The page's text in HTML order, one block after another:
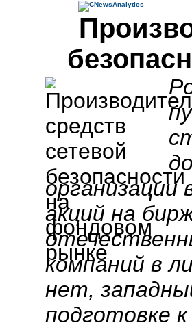
организации
акций на
компаний в
нет,
подготовке